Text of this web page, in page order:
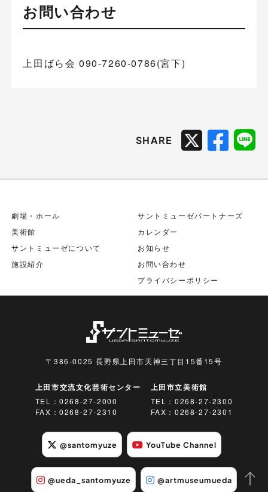
お問い合わせ
上田ばら会 090-7260-0786(宮下)
SHARE
劇場・ホール
美術館
サントミューゼについて
施設紹介
サントミューゼパートナーズ
カレンダー
お知らせ
お問い合わせ
プライバシーポリシー
〒386-0025 長野県上田市天神三丁目15番15号
上田市交流文化芸術センター
TEL：0268-27-2000
FAX：0268-27-2310
上田市立美術館
TEL： 0268-27-2300
FAX：0268-27-2301
@santomyuze YouTube Channel
@ueda_santomyuze @artmuseumueda